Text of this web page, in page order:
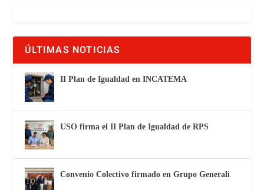
ÚLTIMAS NOTICIAS
II Plan de Igualdad en INCATEMA
USO firma el II Plan de Igualdad de RPS
Convenio Colectivo firmado en Grupo Generali